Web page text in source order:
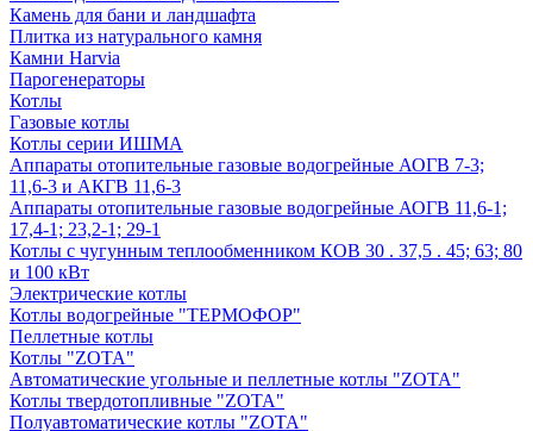
Камень для бани и ландшафта
Плитка из натурального камня
Камни Harvia
Парогенераторы
Котлы
Газовые котлы
Котлы серии ИШМА
Аппараты отопительные газовые водогрейные АОГВ 7-3;
11,6-3 и АКГВ 11,6-3
Аппараты отопительные газовые водогрейные АОГВ 11,6-1;
17,4-1; 23,2-1; 29-1
Котлы с чугунным теплообменником КОВ 30 . 37,5 . 45; 63; 80
и 100 кВт
Электрические котлы
Котлы водогрейные "ТЕРМОФОР"
Пеллетные котлы
Котлы "ZOTA"
Автоматические угольные и пеллетные котлы "ZOTA"
Котлы твердотопливные "ZOTA"
Полуавтоматические котлы "ZOTA"